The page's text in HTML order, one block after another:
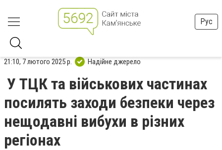
Рус
21:10, 7 лютого 2025 р. Надійне джерело
У ТЦК та військових частинах
посилять заходи безпеки через
нещодавні вибухи в різних
регіонах